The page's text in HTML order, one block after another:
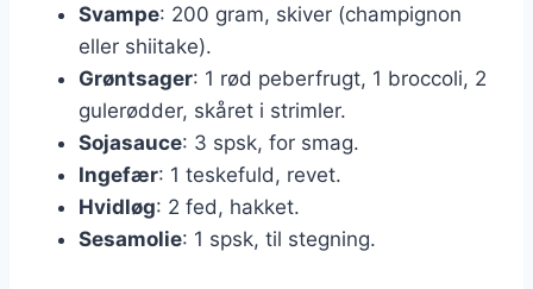
Svampe: 200 gram, skiver (champignon
eller shiitake).
Grøntsager: 1 rød peberfrugt, 1 broccoli, 2
gulerødder, skåret i strimler.
Sojasauce: 3 spsk, for smag.
Ingefær: 1 teskefuld, revet.
Hvidløg: 2 fed, hakket.
Sesamolie: 1 spsk, til stegning.